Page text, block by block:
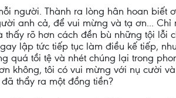
người. Thành ra lòng hân hoan biết
anh cả, để vui mừng và tạ ơn...
rõ hơn cách đền bù những tội lỗi
lập tức tiếp tục làm điều kế tiếp,
quá tồi tệ và nhét chúng lại trong
không, tôi có vui mừng với nụ cười
thẩy ra một đồng tiền?